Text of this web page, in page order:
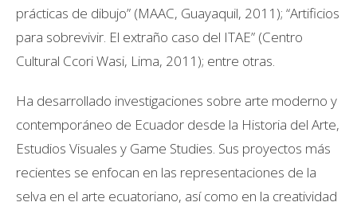
prácticas de dibujo” (MAAC, Guayaquil, 2011); “Artificios
para sobrevivir. El extraño caso del ITAE” (Centro
Cultural Ccori Wasi, Lima, 2011); entre otras.
Ha desarrollado investigaciones sobre arte moderno y
contemporáneo de Ecuador desde la Historia del Arte,
Estudios Visuales y Game Studies. Sus proyectos más
recientes se enfocan en las representaciones de la
selva en el arte ecuatoriano, así como en la creatividad